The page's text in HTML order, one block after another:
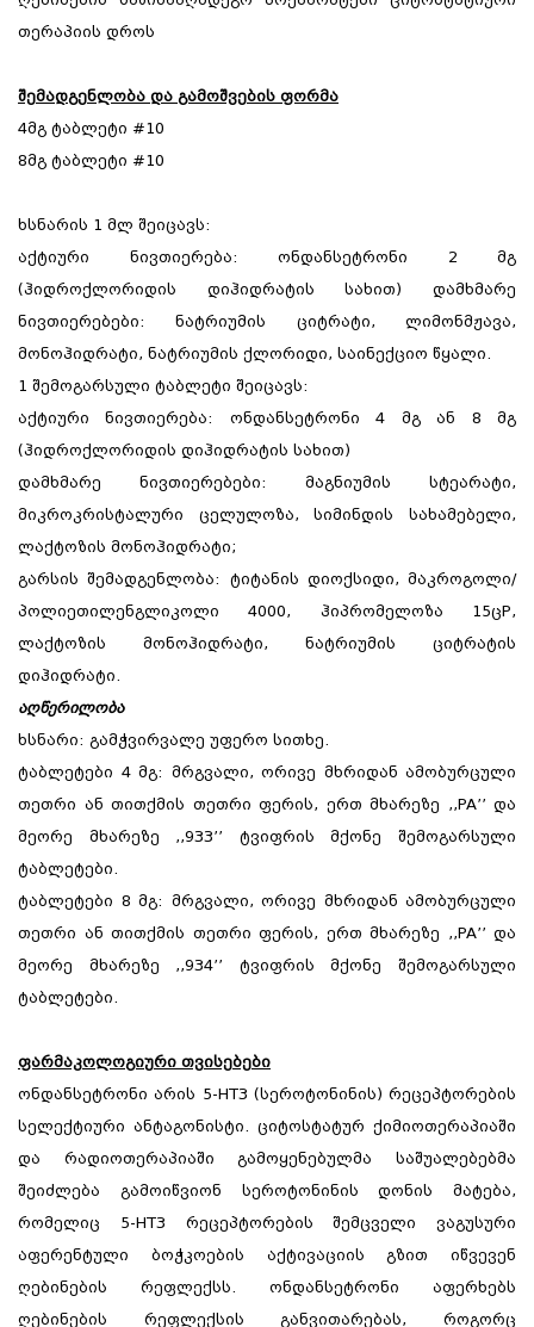
თერაპიის დროს
შემადგენლობა და გამოშვების ფორმა
4მგ ტაბლეტი #10
8მგ ტაბლეტი #10
ხსნარის 1 მლ შეიცავს:
აქტიური ნივთიერება: ონდანსეტრონი 2 მგ
(ჰიდროქლორიდის დიჰიდრატის სახით) დამხმარე
ნივთიერებები: ნატრიუმის ციტრატი, ლიმონმჟავა,
მონოჰიდრატი, ნატრიუმის ქლორიდი, საინექციო წყალი.
1 შემოგარსული ტაბლეტი შეიცავს:
აქტიური ნივთიერება: ონდანსეტრონი 4 მგ ან 8 მგ
(ჰიდროქლორიდის დიჰიდრატის სახით)
დამხმარე ნივთიერებები: მაგნიუმის სტეარატი,
მიკროკრისტალური ცელულოზა, სიმინდის სახამებელი,
ლაქტოზის მონოჰიდრატი;
გარსის შემადგენლობა: ტიტანის დიოქსიდი, მაკროგოლი/
პოლიეთილენგლიკოლი 4000, ჰიპრომელოზა 15ცP,
ლაქტოზის მონოჰიდრატი, ნატრიუმის ციტრატის
დიჰიდრატი.
აღწერილობა
ხსნარი: გამჭვირვალე უფერო სითხე.
ტაბლეტები 4 მგ: მრგვალი, ორივე მხრიდან ამობურცული
თეთრი ან თითქმის თეთრი ფერის, ერთ მხარეზე ,,PA’’ და
მეორე მხარეზე ,,933’’ ტვიფრის მქონე შემოგარსული
ტაბლეტები.
ტაბლეტები 8 მგ: მრგვალი, ორივე მხრიდან ამობურცული
თეთრი ან თითქმის თეთრი ფერის, ერთ მხარეზე ,,PA’’ და
მეორე მხარეზე ,,934’’ ტვიფრის მქონე შემოგარსული
ტაბლეტები.
ფარმაკოლოგიური თვისებები
ონდანსეტრონი არის 5-HT3 (სეროტონინის) რეცეპტორების
სელექტიური ანტაგონისტი. ციტოსტატურ ქიმიოთერაპიაში
და რადიოთერაპიაში გამოყენებულმა საშუალებებმა
შეიძლება გამოიწვიონ სეროტონინის დონის მატება,
რომელიც 5-HT3 რეცეპტორების შემცველი ვაგუსური
აფერენტული ბოჭკოების აქტივაციის გზით იწვევენ
ღებინების რეფლექსს. ონდანსეტრონი აფერხებს
ღებინების რეფლექსის განვითარებას, როგორც